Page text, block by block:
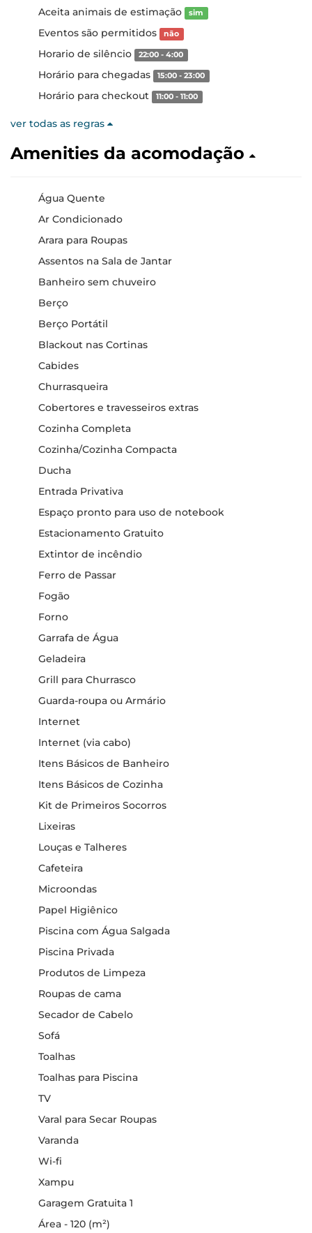
Aceita animais de estimação sim
Eventos são permitidos não
Horario de silêncio 22:00 - 4:00
Horário para chegadas 15:00 - 23:00
Horário para checkout 11:00 - 11:00
ver todas as regras
Amenities da acomodação
Água Quente
Ar Condicionado
Arara para Roupas
Assentos na Sala de Jantar
Banheiro sem chuveiro
Berço
Berço Portátil
Blackout nas Cortinas
Cabides
Churrasqueira
Cobertores e travesseiros extras
Cozinha Completa
Cozinha/Cozinha Compacta
Ducha
Entrada Privativa
Espaço pronto para uso de notebook
Estacionamento Gratuito
Extintor de incêndio
Ferro de Passar
Fogão
Forno
Garrafa de Água
Geladeira
Grill para Churrasco
Guarda-roupa ou Armário
Internet
Internet (via cabo)
Itens Básicos de Banheiro
Itens Básicos de Cozinha
Kit de Primeiros Socorros
Lixeiras
Louças e Talheres
Cafeteira
Microondas
Papel Higiênico
Piscina com Água Salgada
Piscina Privada
Produtos de Limpeza
Roupas de cama
Secador de Cabelo
Sofá
Toalhas
Toalhas para Piscina
TV
Varal para Secar Roupas
Varanda
Wi-fi
Xampu
Garagem Gratuita 1
Área - 120 (m²)